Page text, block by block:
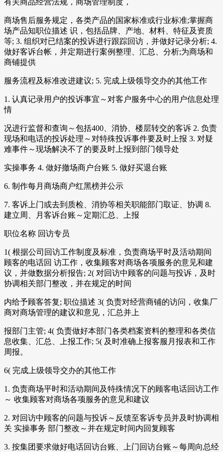
商场售后服务规定，各类产品的国家标准或行业标准;掌握商
场产品知职位描述 识，包括品牌、产地、材料、特征及资质
等; 3. 组织对已结案的投诉进行跟踪回访，并做好记录分析; 4.
做好客诉台帐，并定期进行案例整理、汇总、分析;为商场和
商铺提供
服务流程及标准改进建议; 5. 完成上级领导交办的其他工作
1. 认真记录用户的投诉事宜～对客户服务中心的用户信息处理
情
况进行监督和查询～包括400、消协、楼层转交的客诉 2. 负责
现场和电话的投诉处理～对特殊投诉事件要及时上报 3. 对疑
难事件～现场解决不了的要及时上报到部门领导处
实操事务 4. 做好撤场商户台账 5. 做好买退台账
6. 制作每月商场商户红黑榜并公示
7. 客诉上门或去到质检、消协等相关职能部门取证、协调 8.
建立周、月客诉台账～定期汇总、上报
职位名称 回访专员
1( 根据公司回访工作制度及标准，负责商场平时及活动期间
顾客的电话回 访工作，收集顾客对商场各项服务的意见和建
议，并做数据分析报告; 2( 对回访中顾客的问题与投诉，及时
协调相关部门整改，并在规定的时间
内给予顾客答复; 职位描述 3( 负责对经营商铺的访问，收集厂
商对商场管理的建议和意见，汇总并上
报部门主管; 4( 负责做好本部门各类档案资料的整理和各类信
息收集、汇总、上报工作; 5( 及时准确上报客服月报表和工作
周报。
6( 完成上级领导交办的其他工作
1. 负责商场平时和活动期间及特殊情况下的顾客电话回访工作
～ 收集顾客对商场各项服务的意见和建议
2. 对回访中顾客的问题与投诉～反馈至客诉专员并及时协调相
关 实操事务 部门整改～并在规定时间内回复顾客
3. 按集团要求做好电话回访台账、上门回访台账～每周向总经